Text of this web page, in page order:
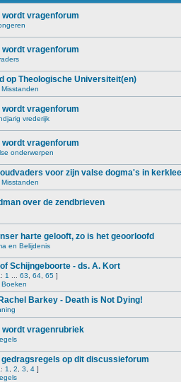
vragenforum
vragenforum
op Theologische Universiteit(en)
vragenforum
vrederijk
vragenforum
onderwerpen
voor zijn valse dogma's in
over de zendbrieven
harte gelooft, zo is het geoorloofd
en Belijdenis
Schijngeboorte - ds. A. Kort
1 63 64 65 ]
Barkey - Death is Not Dying!
vragenrubriek
gedragsregels op dit discussieforum
1 2 3 4 ]